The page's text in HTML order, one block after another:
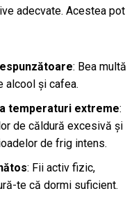
adecvate. Acestea pot
: Bea multă
alcool și cafea.
temperaturi extreme:
de căldură excesivă și
de frig intens.
: Fii activ fizic,
te că dormi suficient.